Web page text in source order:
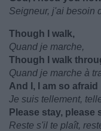
Seigneur, j'ai besoin
Though I walk,
Quand je marche,
Though I walk
Quand je marche à
And I, I am so afraid
Je suis tellement,
Please stay, please
Reste s'il te plaît,